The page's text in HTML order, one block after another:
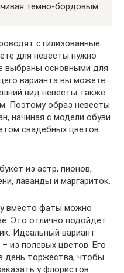
темно-бордовым.
стилизованные
для невесты нужно
выбраны основными для
варианта вы можете
вид невесты также
Поэтому образ невесты
начиная с модели обуви
свадебных цветов.
из астр, пионов,
лаванды и маргариток.
вместо фаты можно
Это отлично подойдет
Идеальный вариант
из полевых цветов. Его
день торжества, чтобы
у флористов.